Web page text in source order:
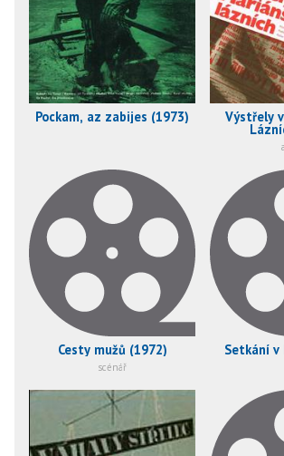
Pockam, az zabijes (1973) Výstřely
Cesty mužů (1972)
scénář
Setkání v